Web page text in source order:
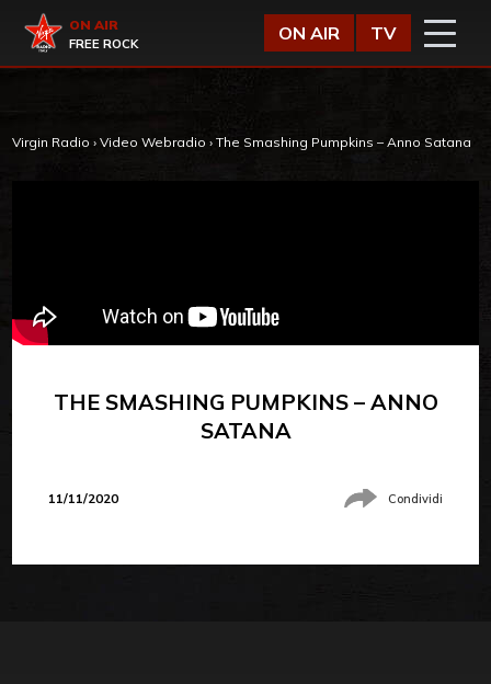
Virgin Radio
ON AIR
FREE ROCK
ON AIR TV
Virgin Radio › Video Webradio › The Smashing Pumpkins – Anno Satana
THE SMASHING PUMPKINS – ANNO
SATANA
11/11/2020 Condividi